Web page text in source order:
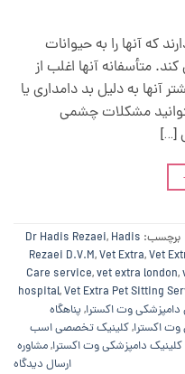
که آنها را به حیوانات
متأسفانه آنها اغلب از
آنها به دلیل بد دامداری یا
مشکلات چشمی
[…]
برچسب: Dr Hadis Rezaei, Hadis
Rezaei D.V.M,Vet Extra,Vet
Care service,vet extra london,
hospital,Vet Extra Pet Sitting
دامپزشکی وت اکسترا,پناهگاه
اکسترا,کلینیک تخصصی اسب
کلینیک دامپزشکی وت اکسترا,مشاوره
ارسال دیدگاه